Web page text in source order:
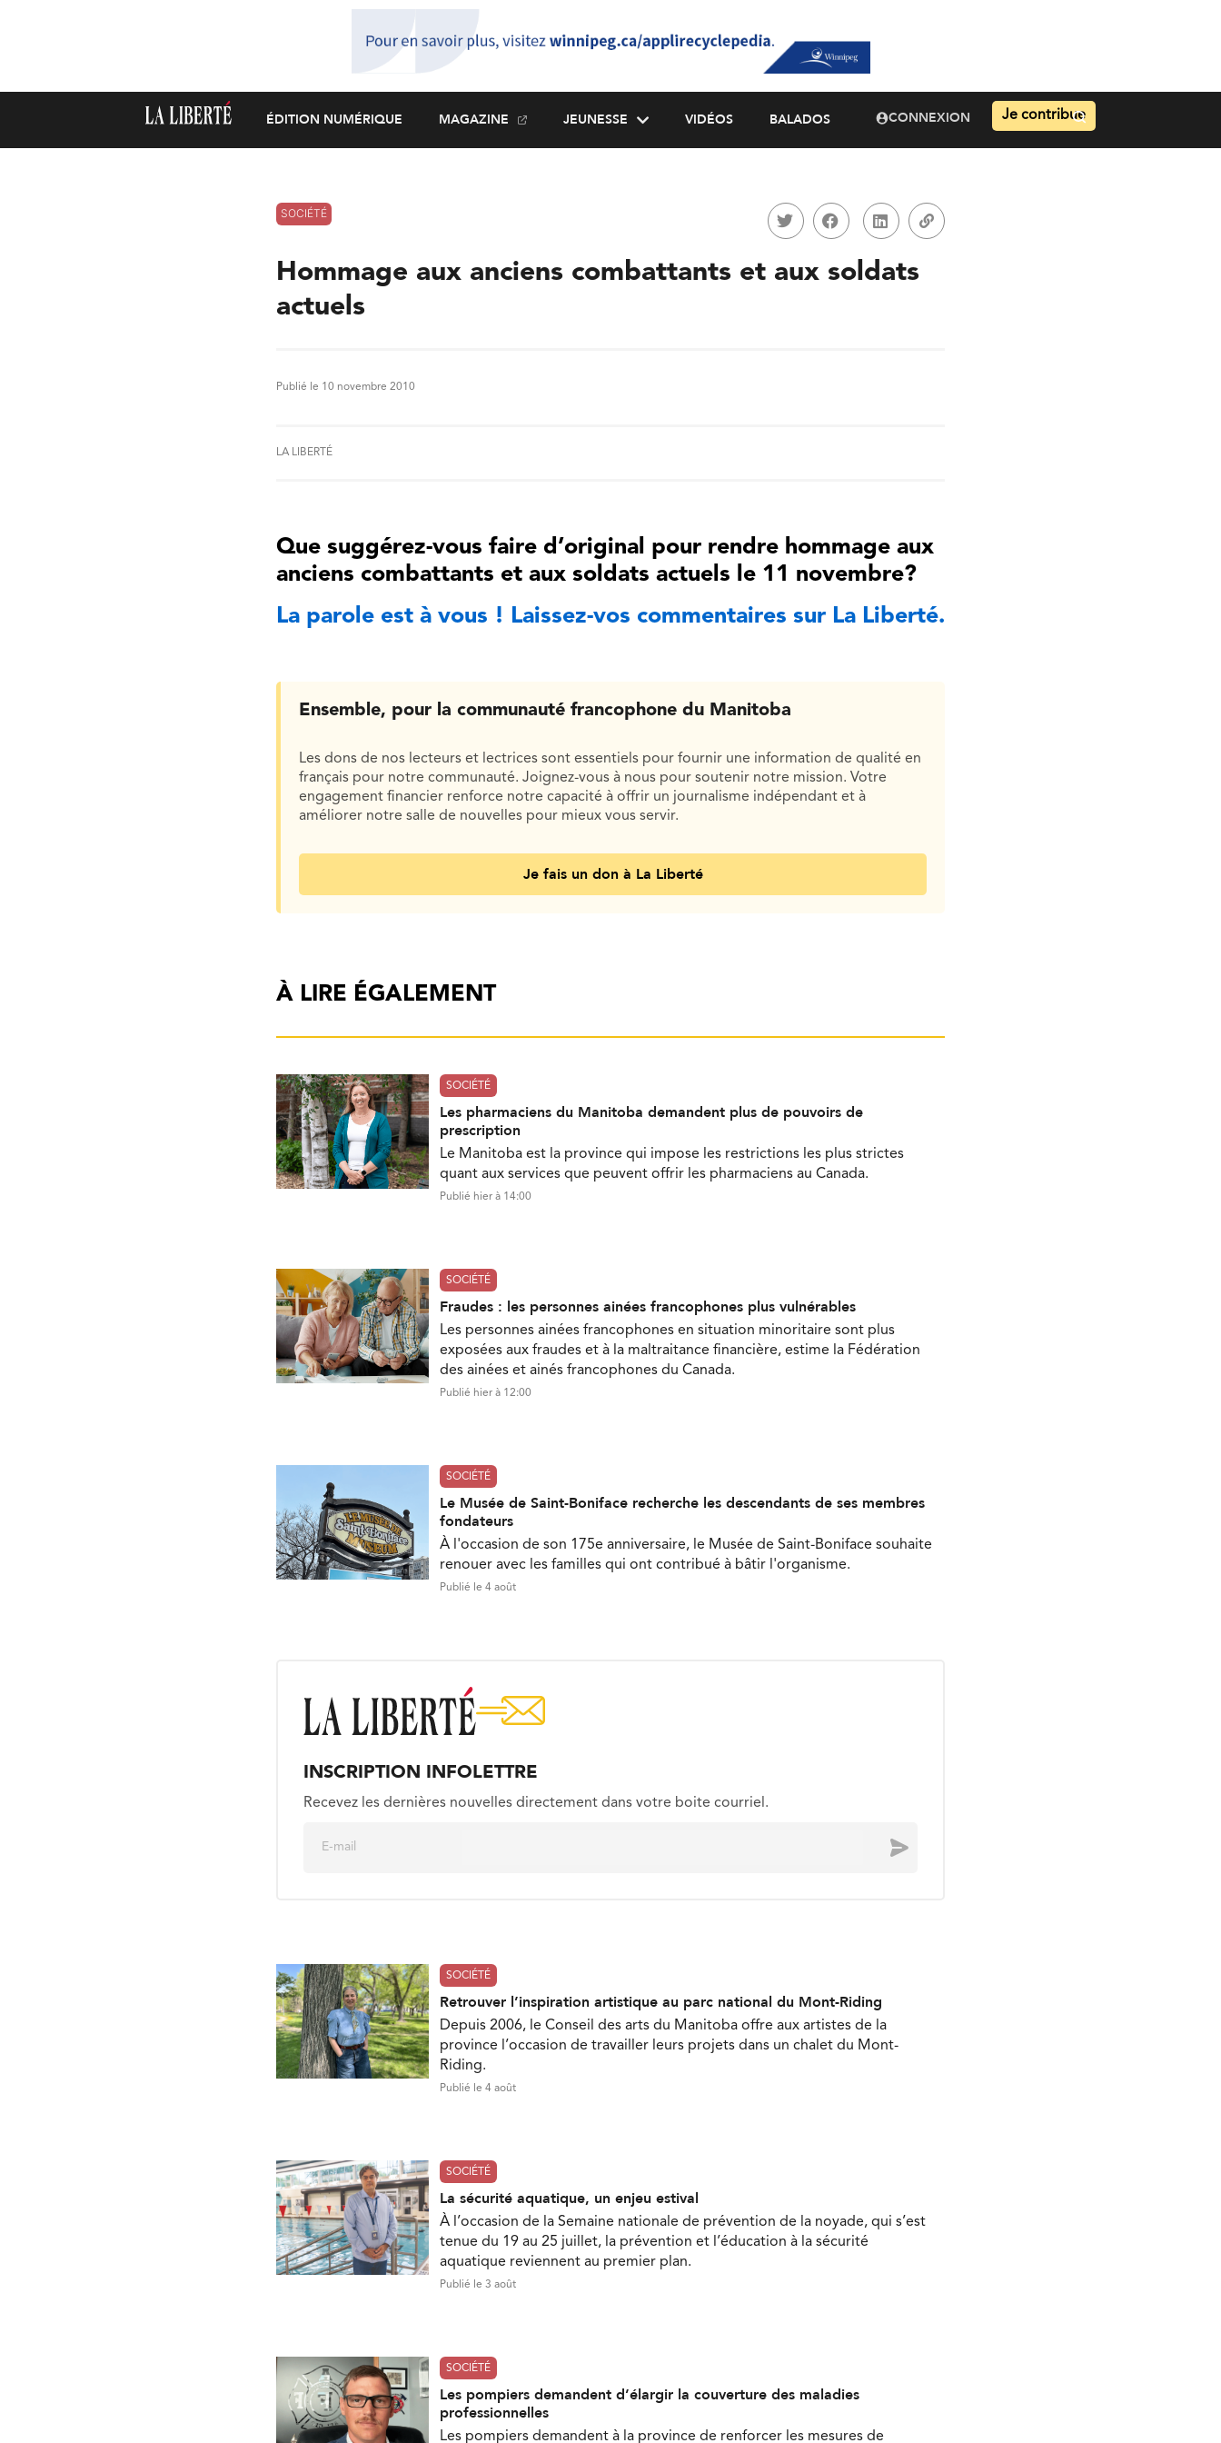
ÉDITION NUMÉRIQUE MAGAZINE JEUNESSE VIDÉOS BALADOS CONNEXION Je contribue
SOCIÉTÉ
Hommage aux anciens combattants et aux soldats
actuels
Publié le 10 novembre 2010
LA LIBERTÉ
Que suggérez-vous faire d’original pour rendre hommage aux
anciens combattants et aux soldats actuels le 11 novembre?
La parole est à vous ! Laissez-vos commentaires sur La Liberté.
Ensemble, pour la communauté francophone du Manitoba
Les dons de nos lecteurs et lectrices sont essentiels pour fournir une information de qualité en
français pour notre communauté. Joignez-vous à nous pour soutenir notre mission. Votre
engagement financier renforce notre capacité à offrir un journalisme indépendant et à
améliorer notre salle de nouvelles pour mieux vous servir.
Je fais un don à La Liberté
À LIRE ÉGALEMENT
SOCIÉTÉ
Les pharmaciens du Manitoba demandent plus de pouvoirs de
prescription
Le Manitoba est la province qui impose les restrictions les plus strictes
quant aux services que peuvent offrir les pharmaciens au Canada.
Publié hier à 14:00
SOCIÉTÉ
Fraudes : les personnes ainées francophones plus vulnérables
Les personnes ainées francophones en situation minoritaire sont plus
exposées aux fraudes et à la maltraitance financière, estime la Fédération
des ainées et ainés francophones du Canada.
Publié hier à 12:00
SOCIÉTÉ
Le Musée de Saint-Boniface recherche les descendants de ses membres
fondateurs
À l'occasion de son 175e anniversaire, le Musée de Saint-Boniface souhaite
renouer avec les familles qui ont contribué à bâtir l'organisme.
Publié le 4 août
INSCRIPTION INFOLETTRE
Recevez les dernières nouvelles directement dans votre boite courriel.
Envoyer
SOCIÉTÉ
Retrouver l’inspiration artistique au parc national du Mont-Riding
Depuis 2006, le Conseil des arts du Manitoba offre aux artistes de la
province l’occasion de travailler leurs projets dans un chalet du Mont-
Riding.
Publié le 4 août
SOCIÉTÉ
La sécurité aquatique, un enjeu estival
À l’occasion de la Semaine nationale de prévention de la noyade, qui s’est
tenue du 19 au 25 juillet, la prévention et l’éducation à la sécurité
aquatique reviennent au premier plan.
Publié le 3 août
SOCIÉTÉ
Les pompiers demandent d’élargir la couverture des maladies
professionnelles
Les pompiers demandent à la province de renforcer les mesures de